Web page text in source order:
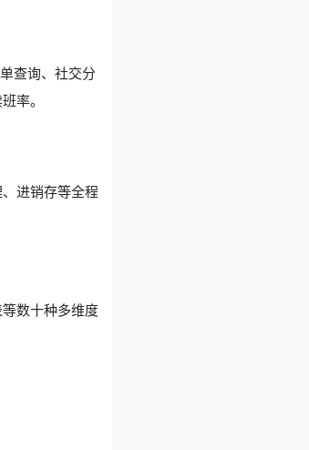
查询、社交分
率。
进销存等全程
数十种多维度